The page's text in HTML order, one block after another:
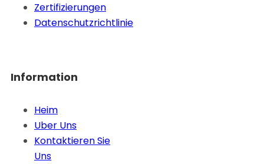
Zertifizierungen
Datenschutzrichtlinie
Information
Heim
Uber Uns
Kontaktieren Sie
Uns